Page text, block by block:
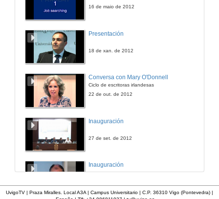
16 de maio de 2012
Presentación
18 de xan. de 2012
Conversa con Mary O'Donnell
Ciclo de escritoras irlandesas
22 de out. de 2012
Inauguración
27 de set. de 2012
Inauguración
UvigoTV | Praza Miralles. Local A3A | Campus Universitario | C.P. 36310 Vigo (Pontevedra) |